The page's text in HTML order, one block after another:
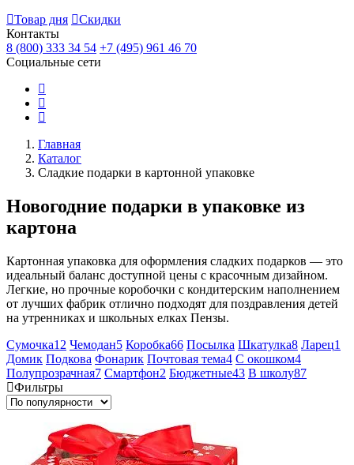
Товар дня
Скидки
Контакты
8 (800) 333 34 54 +7 (495) 961 46 70
Социальные сети
Главная
Каталог
Сладкие подарки в картонной упаковке
Новогодние подарки в упаковке из
картона
Картонная упаковка для оформления сладких подарков — это
идеальный баланс доступной цены с красочным дизайном.
Легкие, но прочные коробочки с кондитерским наполнением
от лучших фабрик отлично подходят для поздравления детей
на утренниках и школьных елках Пензы.
Сумочка12 Чемодан5 Коробка66 Посылка Шкатулка8 Ларец1
Домик Подкова Фонарик Почтовая тема4 С окошком4
Полупрозрачная7 Смартфон2 Бюджетные43 В школу87
Фильтры